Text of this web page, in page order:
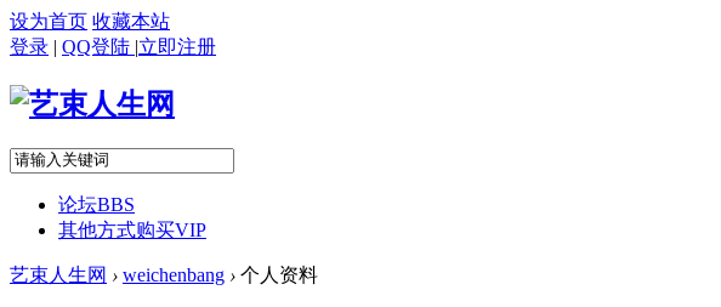
设为首页 收藏本站
登录 | QQ登陆 |立即注册
论坛BBS
其他方式购买VIP
艺束人生网 › weichenbang › 个人资料